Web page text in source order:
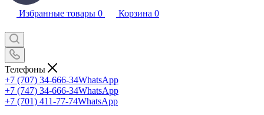
Избранные товары 0 Корзина 0
Телефоны
+7 (707) 34-666-34WhatsApp
+7 (747) 34-666-34WhatsApp
+7 (701) 411-77-74WhatsApp